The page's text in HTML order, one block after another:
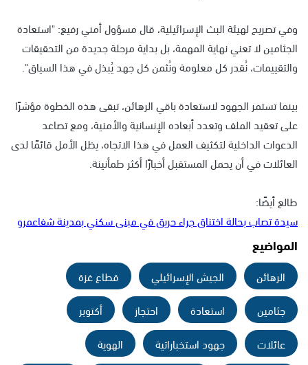
وفي تصريح لهيئة البث الإسرائيلية، قال مسؤول أمني رفيع: "استعادة
الجثامين لا تعني نهاية المهمة، بل بداية مرحلة جديدة من التحقيقات
والتقييمات، نُقدر كل معلومة ونُثمن كل جهد يُبذل في هذا السياق".
بينما تستمر الجهود لاستعادة باقي الرهائن، تبقى هذه الخطوة مؤشرًا
على تعقيد الملف وتعدد أبعاده الإنسانية والأمنية، ومع تصاعد
الدعوات الداخلية لتكثيف العمل في هذا الاتجاه، يظل الأمل قائمًا لدى
العائلات في أن يحمل المستقبل أخبارًا أكثر طمأنينة.
طالع أيضًا:
سيدة تصاب بحالة اختناق جراء حريق في مبنى سكني بمدينة شفاعمرو
المواضيع
الرهائن الجيش الإسرائيلي
قطاع غزة
جثامين
استعادة احتجاز
أكتوبر
عائلات
جهود استخباراتية
الهوية